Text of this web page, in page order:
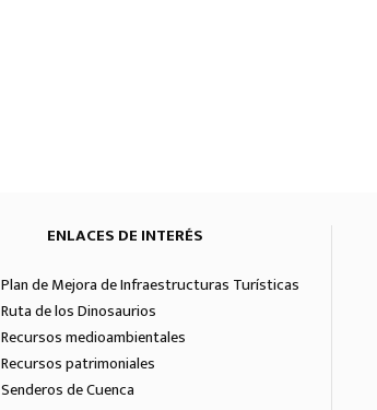
ENLACES DE INTERÉS
Plan de Mejora de Infraestructuras Turísticas
Ruta de los Dinosaurios
Recursos medioambientales
Recursos patrimoniales
Senderos de Cuenca